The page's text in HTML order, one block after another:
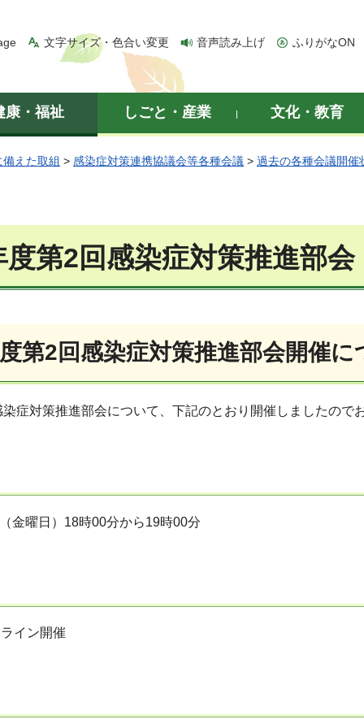
文字サイズ・色合い変更 音声読み上げ ふりがなON
康・福祉 しごと・産業 文化・教育
えた取組 > 感染症対策連携協議会等各種会議 > 過去の各種会議開催
度第2回感染症対策推進部会
第2回感染症対策推進部会開催に
症対策推進部会について、下記のとおり開催しましたので
金曜日）18時00分から19時00分
イン開催